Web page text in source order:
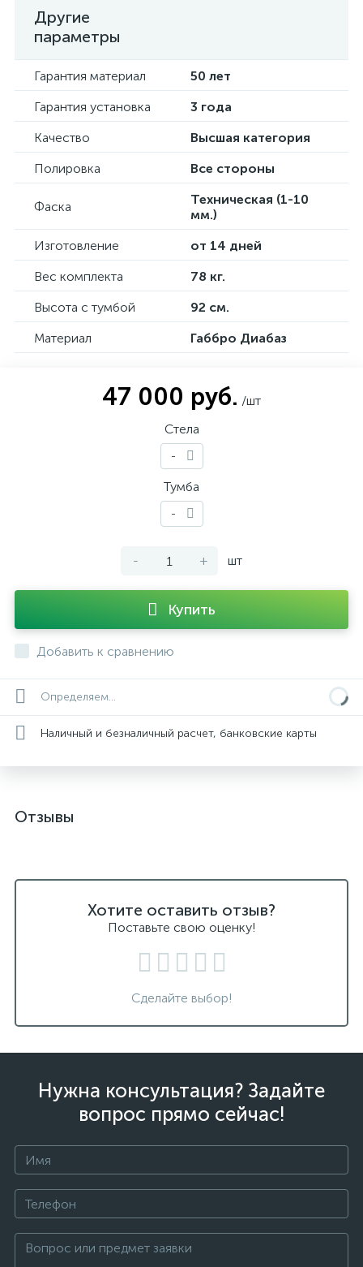
Другие
параметры
Гарантия материал
50 лет
Гарантия установка
3 года
Качество
Высшая категория
Полировка
Все стороны
Фаска
Техническая (1-10
мм.)
Изготовление
от 14 дней
Вес комплекта
78 кг.
Высота с тумбой
92 см.
Материал
Габбро Диабаз
47 000 руб. /шт
Стела
-
Тумба
-
- + шт
Купить
Добавить к сравнению
Определяем...
Наличный и безналичный расчет, банковские карты
Отзывы
Хотите оставить отзыв?
Поставьте свою оценку!
Сделайте выбор!
Нужна консультация? Задайте
вопрос прямо сейчас!